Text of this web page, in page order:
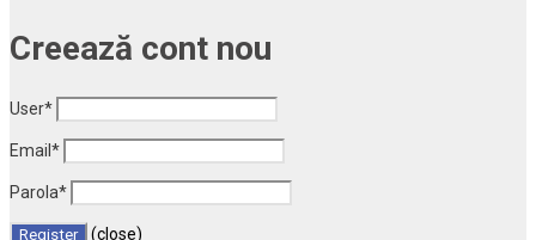
Creează cont nou
User*
Email *
Parola*
(close)